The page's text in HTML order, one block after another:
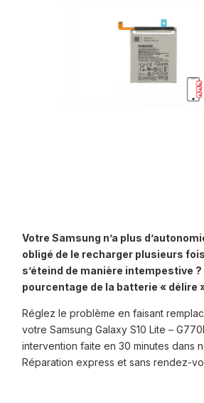
Votre Samsung n’a plus
obligé de le recharger plusieurs
s’éteind de manière intempestive ?
pourcentage de la batterie « délire
Réglez le problème en faisant
votre Samsung Galaxy S10 Lite –
intervention faite en 30 minutes dans
Réparation express et sans rendez-